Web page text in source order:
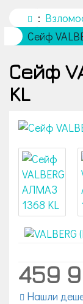
Сейф
Сейф
KL
459
Нашли